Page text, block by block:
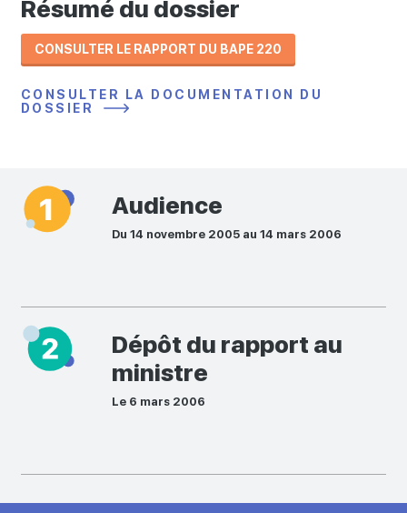
Résumé du dossier
CONSULTER LE RAPPORT DU BAPE 220
CONSULTER LA DOCUMENTATION DU
DOSSIER
Audience
Du 14 novembre 2005 au 14 mars 2006
Dépôt du rapport au
ministre
Le 6 mars 2006